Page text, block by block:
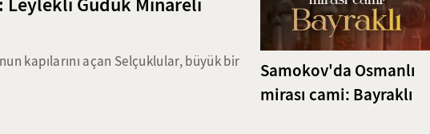
kapılarını açan Selçuklular, büyük bir
Aşk Yolculuğu
Tasavvuf edebiyatının zirve
İbnü'l-Farız, eserlerinde ilahi
derinlemesine ele aldı. Mekke
Samokov'da Osmanlı
mirası cami: Bayraklı